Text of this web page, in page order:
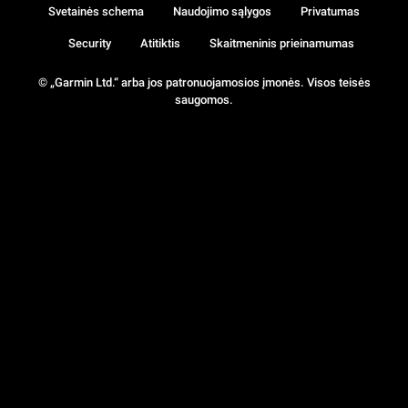
© „Garmin Ltd.“ arba jos patronuojamosios įmonės. Visos teisės
saugomos.
Svetainės schema Naudojimo sąlygos Privatumas
Security Atitiktis Skaitmeninis prieinamumas